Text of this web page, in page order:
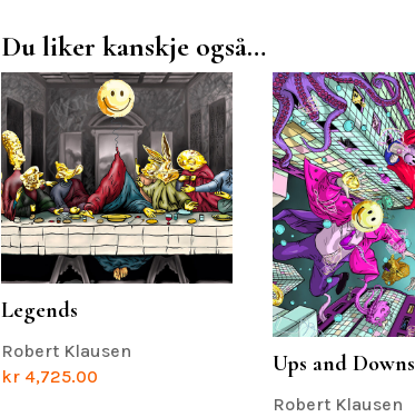
Du liker kanskje også…
Legends
Robert Klausen
kr4,725.00 Ups and Downs
Robert Klausen